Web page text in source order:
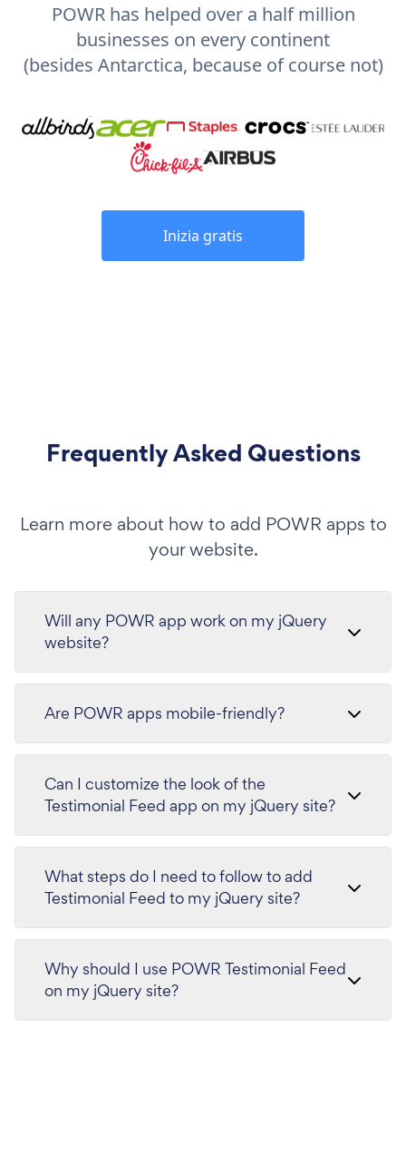
POWR has helped over a half million
businesses on every continent
(besides Antarctica, because of course not)
Inizia gratis
Frequently Asked Questions
Learn more about how to add POWR apps to
your website.
Will any POWR app work on my jQuery
website?
Are POWR apps mobile-friendly?
Can I customize the look of the
Testimonial Feed app on my jQuery site?
What steps do I need to follow to add
Testimonial Feed to my jQuery site?
Why should I use POWR Testimonial Feed
on my jQuery site?